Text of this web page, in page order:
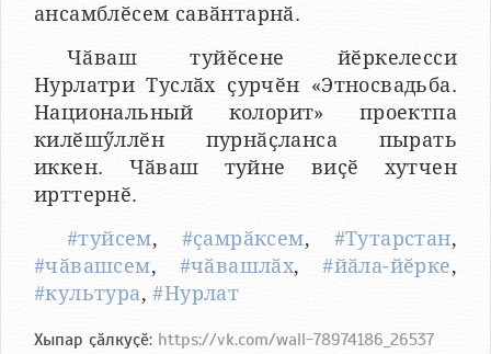
ансамблӗсем савӑнтарнӑ.
Чӑваш туйӗсене йӗркелесси
Нурлатри Туслӑх ҫурчӗн «Этносвадьба.
Национальный колорит» проектпа
килӗшӳллӗн пурнӑҫланса пырать
иккен. Чӑваш туйне виҫӗ хутчен
ирттернӗ.
#туйсем, #ҫамрӑксем, #Тутарстан,
#чӑвашсем, #чӑвашлӑх,#йӑла-йӗрке,
#культура,#Нурлат
Хыпар ҫӑлкуҫӗ: https://vk.com/wall-78974186_26537